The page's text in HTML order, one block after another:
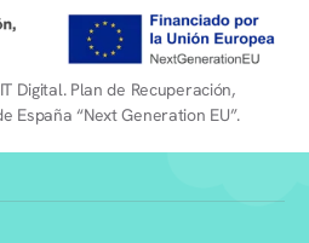
Digital. Plan de Recuperación,
España “Next Generation EU”.